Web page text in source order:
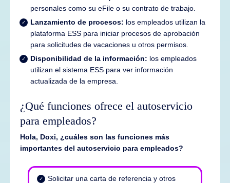
personales como su eFile o su contrato de trabajo.
Lanzamiento de procesos: los empleados utilizan la
plataforma ESS para iniciar procesos de aprobación
para solicitudes de vacaciones u otros permisos.
Disponibilidad de la información: los empleados
utilizan el sistema ESS para ver información
actualizada de la empresa.
¿Qué funciones ofrece el autoservicio
para empleados?
Hola, Doxi, ¿cuáles son las funciones más
importantes del autoservicio para empleados?
Solicitar una carta de referencia y otros